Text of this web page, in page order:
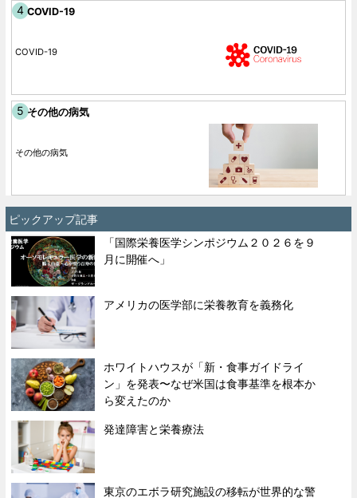
COVID-19
COVID-19
その他の病気
その他の病気
ピックアップ記事
「国際栄養医学シンポジウム２０２６を９
月に開催へ」
アメリカの医学部に栄養教育を義務化
ホワイトハウスが「新・食事ガイドライ
ン」を発表〜なぜ米国は食事基準を根本か
ら変えたのか
発達障害と栄養療法
東京のエボラ研究施設の移転が世界的な警